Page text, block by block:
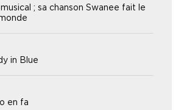
; sa chanson Swanee fait le
in Blue
en fa